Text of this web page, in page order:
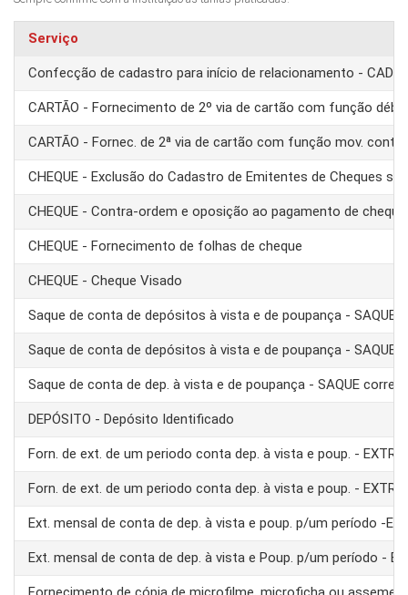
Serviço
Confecção de cadastro para início de relacionamento -
CARTÃO - Fornecimento de 2º via de cartão com função
CARTÃO - Fornec. de 2ª via de cartão com função mov. conta
CHEQUE - Exclusão do Cadastro de Emitentes de Cheques
CHEQUE - Contra-ordem e oposição ao pagamento de cheque
CHEQUE - Fornecimento de folhas de cheque
CHEQUE - Cheque Visado
Saque de conta de depósitos à vista e de poupança - SAQUE
Saque de conta de depósitos à vista e de poupança - SAQUE
Saque de conta de dep. à vista e de poupança - SAQUE
DEPÓSITO - Depósito Identificado
Forn. de ext. de um periodo conta dep. à vista e poup. -
Forn. de ext. de um periodo conta dep. à vista e poup. -
Ext. mensal de conta de dep. à vista e poup. p/um período -
Ext. mensal de conta de dep. à vista e Poup. p/um período -